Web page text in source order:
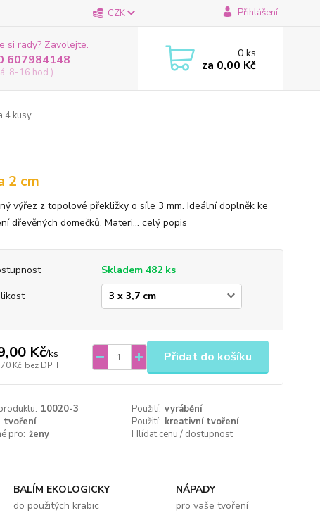
CZK Přihlášení
si rady? Zavolejte.
607984148
8-16 hod.)
0ks
za 0,00 Kč
4 kusy
2 cm
výřez z topolové překližky o síle 3 mm. Ideální doplněk ke
dřevěných domečků. Materi... celý popis
Skladem 482 ks
Kč/ks
Kč bez DPH
Přidat do košíku
10020-3 Použití: vyrábění
tvoření Použití: kreativní tvoření
pro: ženy Hlídat cenu / dostupnost
BALÍM EKOLOGICKY
do použitých krabic
NÁPADY
pro vaše tvoření